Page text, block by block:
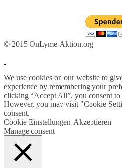
© 2015 OnLyme-Aktion.org
We use cookies on our website to
experience by remembering your
clicking “Accept All”, you consent
However, you may visit "Cookie
consent.
Cookie Einstellungen Akzeptieren
Manage consent